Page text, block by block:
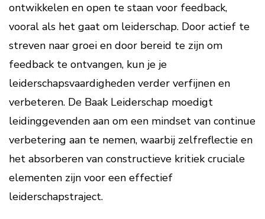
ontwikkelen en open te staan voor feedback,
vooral als het gaat om leiderschap. Door actief te
streven naar groei en door bereid te zijn om
feedback te ontvangen, kun je je
leiderschapsvaardigheden verder verfijnen en
verbeteren. De Baak Leiderschap moedigt
leidinggevenden aan om een mindset van continue
verbetering aan te nemen, waarbij zelfreflectie en
het absorberen van constructieve kritiek cruciale
elementen zijn voor een effectief
leiderschapstraject.